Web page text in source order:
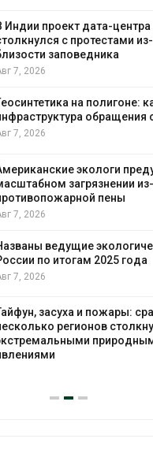
дата-центра Google
протестами из-за воды и
на полигоне: как меняется
обращения с отходами
экологи предупредили о
из-за
пены
экологические НКО
2025 года
и пожары: сразу
столкнулись с
природными